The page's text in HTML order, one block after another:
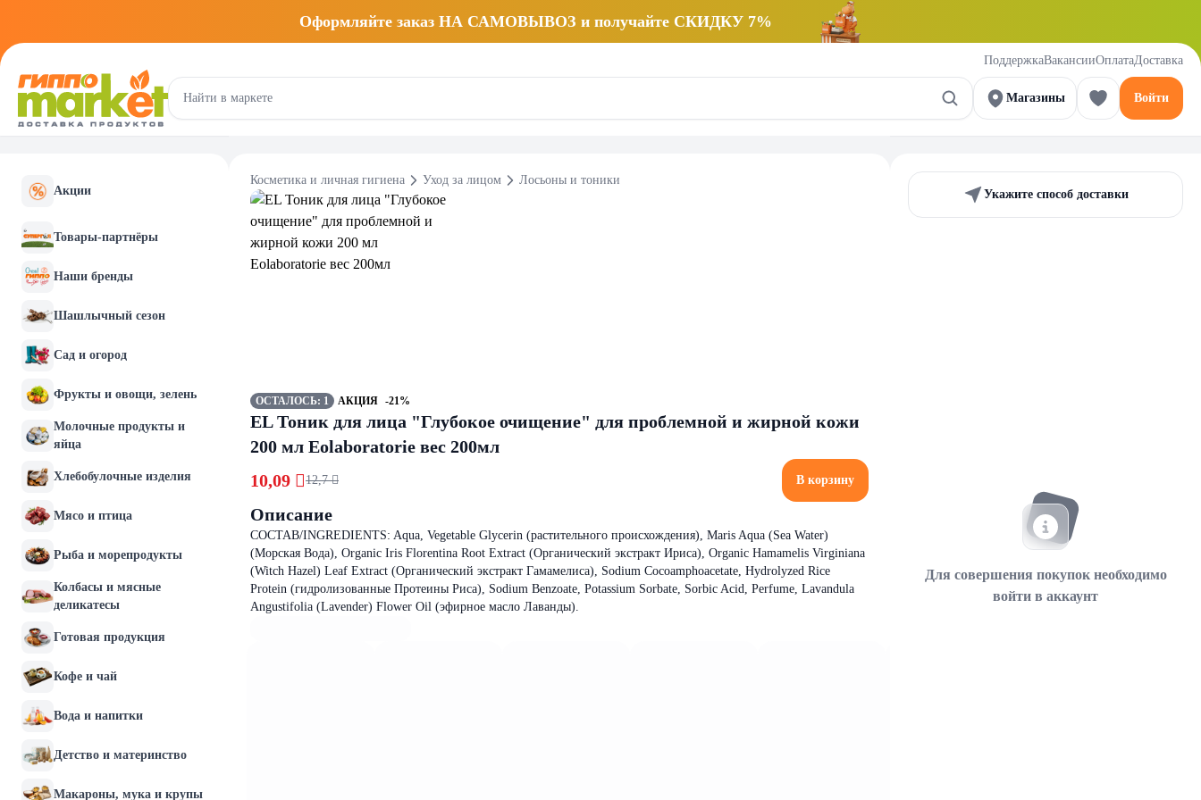
Оформляйте заказ НА САМОВЫВОЗ и получайте СКИДКУ 7%
ПоддержкаВакансииОплатаДоставка
Магазины Войти
Акции
Товары-партнёры
Наши бренды
Шашлычный сезон
Сад и огород
Фрукты и овощи, зелень
Молочные продукты и
яйца
Хлебобулочные изделия
Мясо и птица
Рыба и морепродукты
Колбасы и мясные
деликатесы
Готовая продукция
Кофе и чай
Вода и напитки
Детство и материнство
Макароны, мука и крупы
Косметика и личная гигиена Уход за лицом Лосьоны и тоники
ОСТАЛОСЬ: 1 АКЦИЯ -21%
EL Тоник для лица "Глубокое очищение" для проблемной и жирной кожи
200 мл Eolaboratorie вес 200мл
10,09 12,7  В корзину
Описание
СОСТАВ/INGREDIENTS: Aqua, Vegetable Glycerin (растительного происхождения), Maris Aqua (Sea Water)
(Морская Вода), Organic Iris Florentina Root Extract (Органический экстракт Ириса), Organic Hamamelis Virginiana
(Witch Hazel) Leaf Extract (Органический экстракт Гамамелиса), Sodium Cocoamphoacetate, Hydrolyzed Rice
Protein (гидролизованные Протеины Риса), Sodium Benzoate, Potassium Sorbate, Sorbic Acid, Perfume, Lavandula
Angustifolia (Lavender) Flower Oil (эфирное масло Лаванды).
Укажите способ доставки
Для совершения покупок необходимо
войти в аккаунт